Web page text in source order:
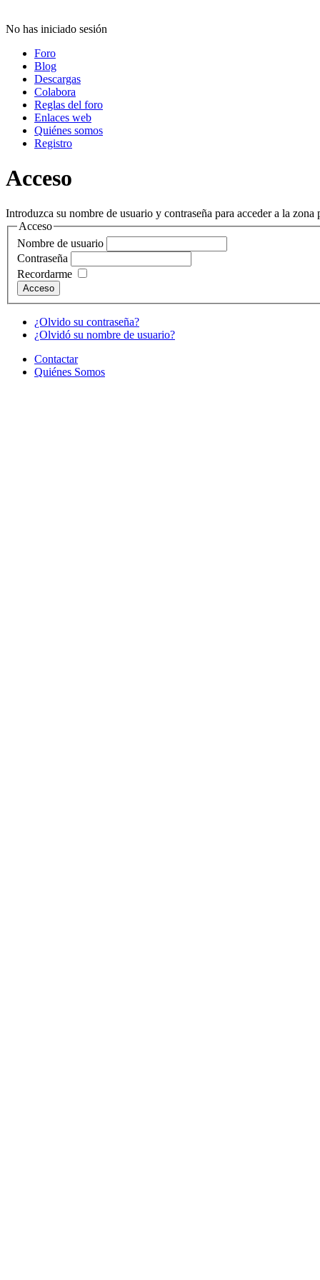
No has iniciado sesión
Foro
Blog
Descargas
Colabora
Reglas del foro
Enlaces web
Quiénes somos
Registro
Acceso
Introduzca su nombre de usuario y contraseña para acceder a la zona
Acceso
Nombre de usuario
Contraseña
Recordarme
¿Olvido su contraseña?
¿Olvidó su nombre de usuario?
Contactar
Quiénes Somos